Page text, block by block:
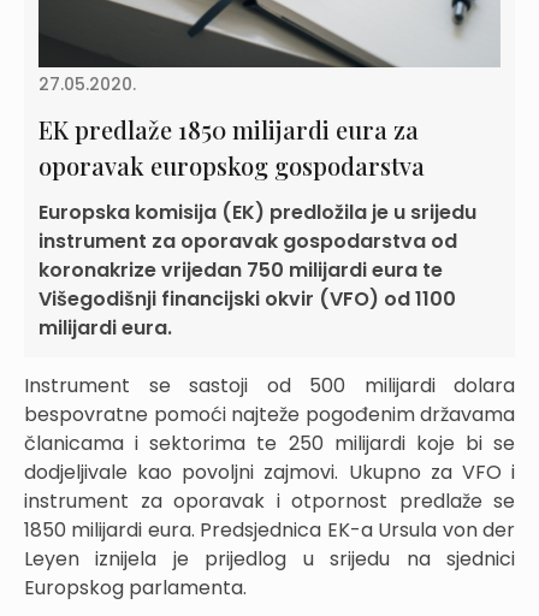
27.05.2020.
EK predlaže 1850 milijardi eura za
oporavak europskog gospodarstva
Europska komisija (EK) predložila je u srijedu
instrument za oporavak gospodarstva od
koronakrize vrijedan 750 milijardi eura te
Višegodišnji financijski okvir (VFO) od 1100
milijardi eura.
Instrument se sastoji od 500 milijardi dolara
bespovratne pomoći najteže pogođenim državama
članicama i sektorima te 250 milijardi koje bi se
dodjeljivale kao povoljni zajmovi. Ukupno za VFO i
instrument za oporavak i otpornost predlaže se
1850 milijardi eura. Predsjednica EK-a Ursula von der
Leyen iznijela je prijedlog u srijedu na sjednici
Europskog parlamenta.